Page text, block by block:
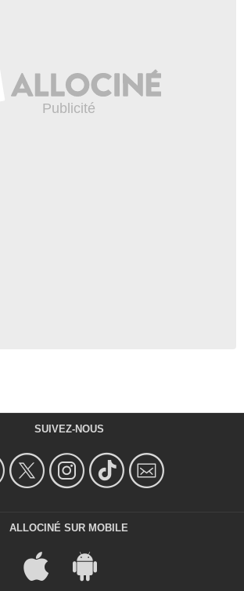
SUIVEZ-NOUS
ALLOCINÉ SUR MOBILE